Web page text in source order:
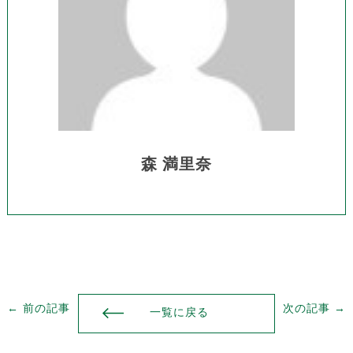
森 満里奈
← 前の記事 一覧に戻る 次の記事 →